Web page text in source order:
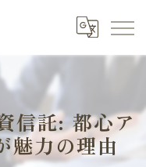
信託: 都心ア
魅力の理由